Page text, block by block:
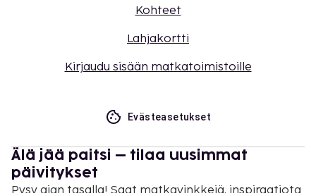
Kohteet
Lahjakortti
Kirjaudu sisään matkatoimistoille
Evästeasetukset
Älä jää paitsi – tilaa uusimmat
päivitykset
Pysy ajan tasalla! Saat matkavinkkejä, inspiraatiota